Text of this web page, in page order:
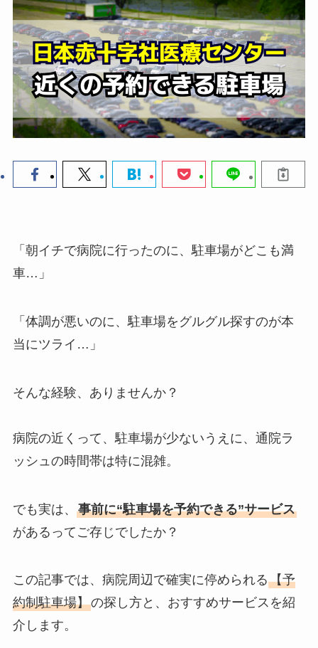
「朝イチで病院に行ったのに、駐車場がどこも満
車…」
「体調が悪いのに、駐車場をグルグル探すのが本
当にツライ…」
そんな経験、ありませんか？
病院の近くって、駐車場が少ないうえに、通院ラ
ッシュの時間帯は特に混雑。
でも実は、 事前に“駐車場を予約できる”サービス
があるってご存じでしたか？
この記事では、病院周辺で確実に停められる【予
約制駐車場】の探し方と、おすすめサービスを紹
介します。